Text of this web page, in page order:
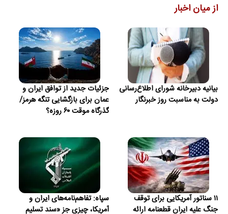
از میان اخبار
بیانیه دبیرخانه شورای اطلاع‌رسانی
دولت به مناسبت روز خبرنگار
جزئیات جدید از توافق ایران و
عمان برای بازگشایی تنگه هرمز/
گذرگاه موقت ۶۰ روزه؟
۱۱ سناتور آمریکایی برای توقف
جنگ علیه ایران قطعنامه ارائه
سپاه: تفاهم‌نامه‌های ایران و
آمریکا، چیزی جز «سند تسلیم